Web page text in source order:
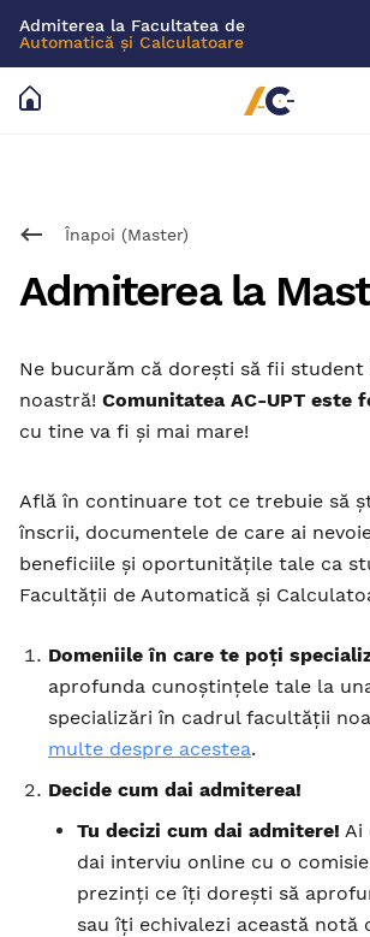
Admiterea la Facultatea de
Automatică și Calculatoare
Înapoi (Master)
Admiterea la
Ne bucurăm că dorești să fii
noastră! Comunitatea AC-UPT este
cu tine va fi și mai mare!
Află în continuare tot ce trebuie să
înscrii, documentele de care ai
beneficiile și oportunitățile tale ca
Facultății de Automatică și
Domeniile în care te poți
aprofunda cunoștințele tale la
specializări în cadrul facultății
multe despre acestea.
Decide cum dai admiterea!
Tu decizi cum dai admitere! Ai
dai interviu online cu o
prezinți ce îți dorești să
sau îți echivalezi această notă